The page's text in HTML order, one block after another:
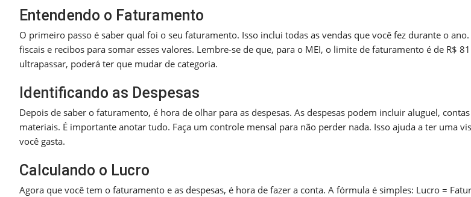
Entendendo o Faturamento
O primeiro passo é saber qual foi o seu faturamento. Isso inclui todas as vendas que você fez durante o
fiscais e recibos para somar esses valores. Lembre-se de que, para o MEI, o limite de faturamento é de R$
ultrapassar, poderá ter que mudar de categoria.
Identificando as Despesas
Depois de saber o faturamento, é hora de olhar para as despesas. As despesas podem incluir aluguel,
materiais. É importante anotar tudo. Faça um controle mensal para não perder nada. Isso ajuda a ter uma
você gasta.
Calculando o Lucro
Agora que você tem o faturamento e as despesas, é hora de fazer a conta. A fórmula é simples: Lucro =